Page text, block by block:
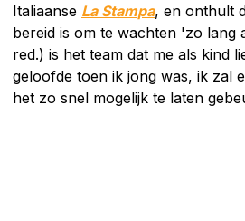
Italiaanse La Stampa, en onthult
bereid is om te wachten 'zo lang
red.) is het team dat me als kind
geloofde toen ik jong was, ik zal
het zo snel mogelijk te laten